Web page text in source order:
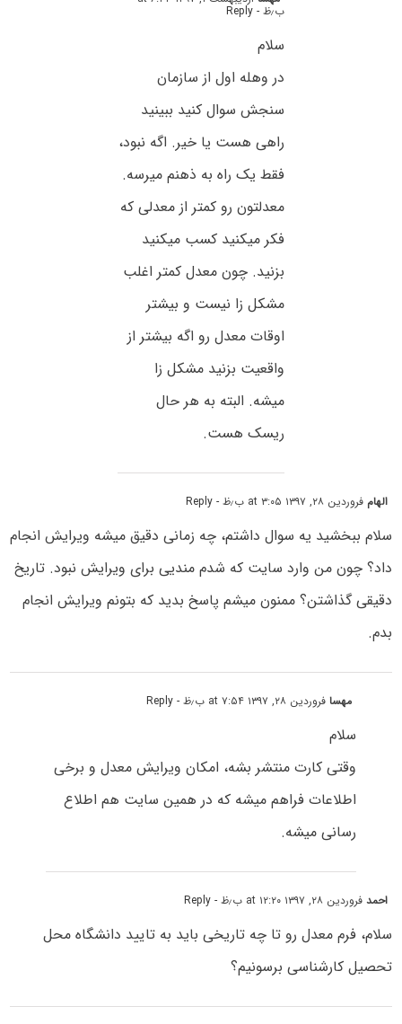
ب٫ظ - Reply
سلام
در وهله اول از سازمان
سنجش سوال کنید ببینید
راهی هست یا خیر. اگه نبود،
فقط یک راه به ذهنم میرسه.
معدلتون رو کمتر از معدلی که
فکر میکنید کسب میکنید
بزنید. چون معدل کمتر اغلب
مشکل زا نیست و بیشتر
اوقات معدل رو اگه بیشتر از
واقعیت بزنید مشکل زا
میشه. البته به هر حال
ریسک هست.
الهام فروردین ۲۸, ۱۳۹۷ at ۳:۰۵ ب٫ظ - Reply
سلام ببخشید یه سوال داشتم، چه زمانی دقیق میشه ویرایش انجام
داد؟ چون من وارد سایت که شدم مندیی برای ویرایش نبود. تاریخ
دقیقی گذاشتن؟ ممنون میشم پاسخ بدید که بتونم ویرایش انجام
بدم.
مهسافروردین ۲۸, ۱۳۹۷ at ۷:۵۴ ب٫ظ - Reply
سلام
وقتی کارت منتشر بشه، امکان ویرایش معدل و برخی
اطلاعات فراهم میشه که در همین سایت هم اطلاع
رسانی میشه.
احمدفروردین ۲۸, ۱۳۹۷ at ۱۲:۲۰ ب٫ظ - Reply
سلام، فرم معدل رو تا چه تاریخی باید به تایید دانشگاه محل
تحصیل کارشناسی برسونیم؟